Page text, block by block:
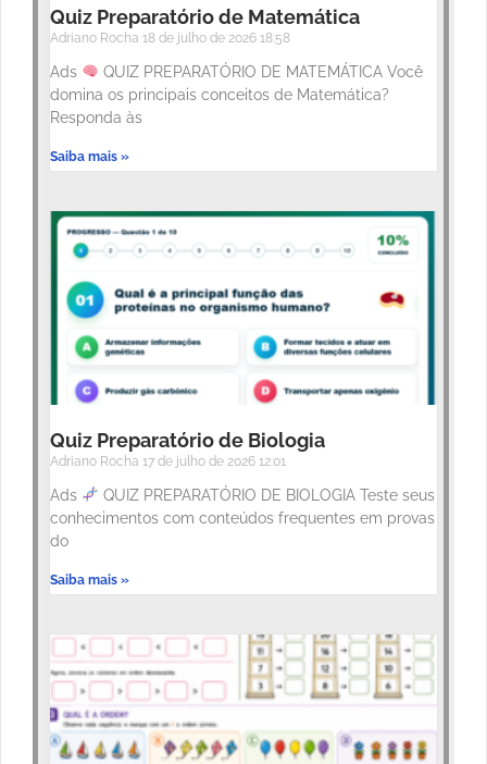
Quiz Preparatório de Matemática
Adriano Rocha 18 de julho de 2026 18:58
Ads
QUIZ PREPARATÓRIO DE MATEMÁTICA Você
domina os principais conceitos de Matemática?
Responda às
Saiba mais »
Quiz Preparatório de Biologia
Adriano Rocha 17 de julho de 2026 12:01
Ads
QUIZ PREPARATÓRIO DE BIOLOGIA Teste seus
conhecimentos com conteúdos frequentes em provas
do
Saiba mais »